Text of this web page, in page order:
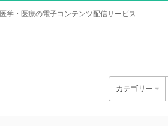
医学・医療の電子コンテンツ配信サービス
カテゴリー